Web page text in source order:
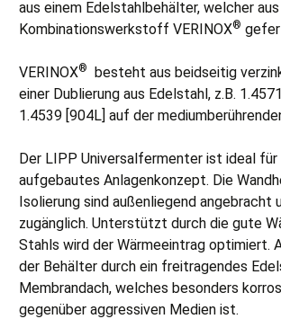
aus einem Edelstahlbehälter, welcher
Kombinationswerkstoff VERINOX®
VERINOX®
besteht aus beidseitig
einer Dublierung aus Edelstahl, z.B.
1.4539 [904L] auf der
Der LIPP Universalfermenter ist ideal für
aufgebautes Anlagenkonzept. Die
Isolierung sind außenliegend angebracht
zugänglich. Unterstützt durch die gute
Stahls wird der Wärmeeintrag optimiert.
der Behälter durch ein freitragendes
Membrandach, welches besonders
gegenüber aggressiven Medien ist.